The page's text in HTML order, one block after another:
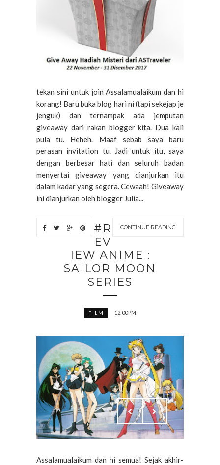
tekan sini untuk join Assalamualaikum dan hi
korang! Baru buka blog hari ni (tapi sekejap je
jenguk) dan ternampak ada jemputan
giveaway dari rakan blogger kita. Dua kali
pula tu. Heheh. Maaf sebab saya baru
perasan invitation tu. Jadi untuk itu, saya
dengan berbesar hati dan seluruh badan
menyertai giveaway yang dianjurkan itu
dalam kadar yang segera. Cewaah! Giveaway
ini dianjurkan oleh blogger Julia...
CONTINUE READING
#R
EV
IEW ANIME :
SAILOR MOON
SERIES
FILM 12:00 PM
Assalamualaikum dan hi semua! Sejak akhir-